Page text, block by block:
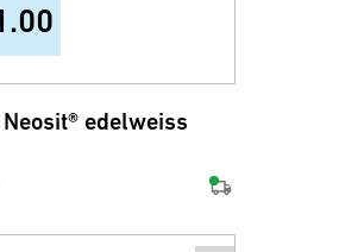
edelweiss